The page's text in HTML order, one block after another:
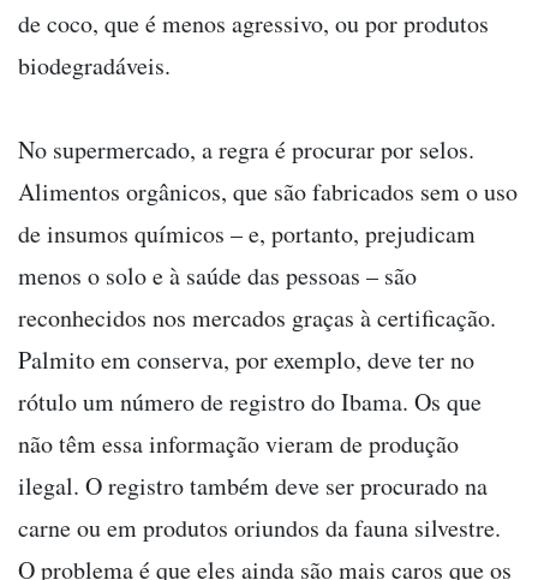
de coco, que é menos agressivo, ou por produtos
biodegradáveis.
No supermercado, a regra é procurar por selos.
Alimentos orgânicos, que são fabricados sem o uso
de insumos químicos – e, portanto, prejudicam
menos o solo e à saúde das pessoas – são
reconhecidos nos mercados graças à certificação.
Palmito em conserva, por exemplo, deve ter no
rótulo um número de registro do Ibama. Os que
não têm essa informação vieram de produção
ilegal. O registro também deve ser procurado na
carne ou em produtos oriundos da fauna silvestre.
O problema é que eles ainda são mais caros que os